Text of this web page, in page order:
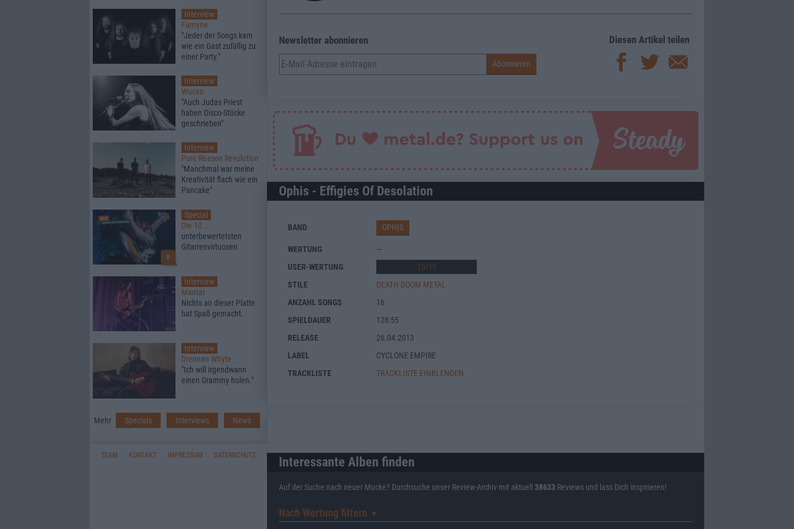
Newsletter abonnieren Diesen Artikel teilen
Ophis - Effigies Of Desolation
BAND OPHIS
WERTUNG
—
USER-WERTUNG
10/10
STILE
DEATH DOOM METAL
ANZAHL SONGS
16
SPIELDAUER
128:55
RELEASE
26.04.2013
LABEL
CYCLONE EMPIRE
TRACKLISTE
TRACKLISTE EINBLENDEN
Interessante Alben finden
Auf der Suche nach neuer Mucke? Durchsuche unser Review-Archiv mit aktuell 38633 Reviews und lass Dich inspirieren!
Nach Wertung filtern ▼︎
Interview
Famyne
"Jeder der Songs kam
wie ein Gast zufällig zu
einer Party."
Interview
Wucan
"Auch Judas Priest
haben Disco-Stücke
geschrieben"
Interview
Pure Reason Revolution
"Manchmal war meine
Kreativität flach wie ein
Pancake"
8
Special
Die 10 ...
unterbewertetsten
Gitarrenvirtuosen
Interview
Mantar
Nichts an dieser Platte
hat Spaß gemacht.
Interview
Drennan Whyte
"Ich will irgendwann
einen Grammy holen."
Mehr Specials Interviews News
TEAM KONTAKT IMPRESSUM DATENSCHUTZ